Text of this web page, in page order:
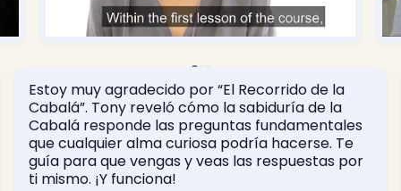
Estoy muy agradecido por “El Recorrido de la
Cabalá”. Tony reveló cómo la sabiduría de la
Cabalá responde las preguntas fundamentales
que cualquier alma curiosa podría hacerse. Te
guía para que vengas y veas las respuestas por
ti mismo. ¡Y funciona!